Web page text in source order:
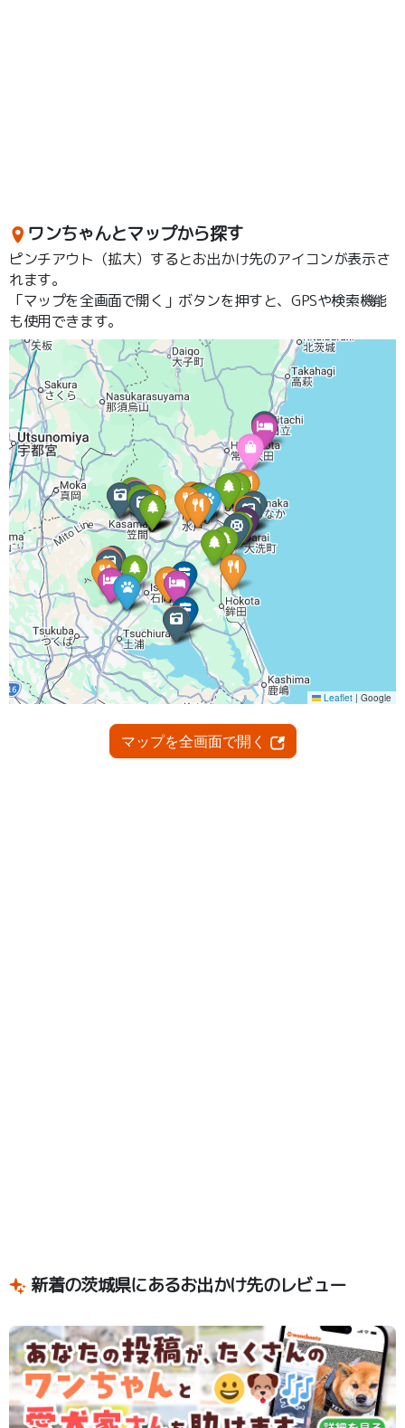
ワンちゃんとマップから探す
ピンチアウト（拡大）するとお出かけ先のアイコンが表示さ
れます。
「マップを全画面で開く」ボタンを押すと、GPSや検索機能
も使用できます。
マップを全画面で開く
新着の茨城県にあるお出かけ先のレビュー